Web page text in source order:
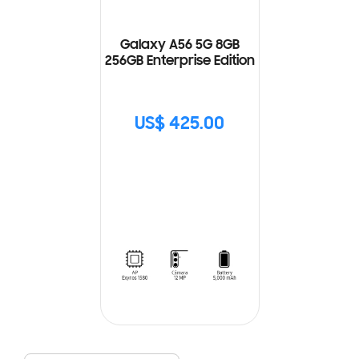
Galaxy A56 5G 8GB
256GB Enterprise Edition
US$ 425.00